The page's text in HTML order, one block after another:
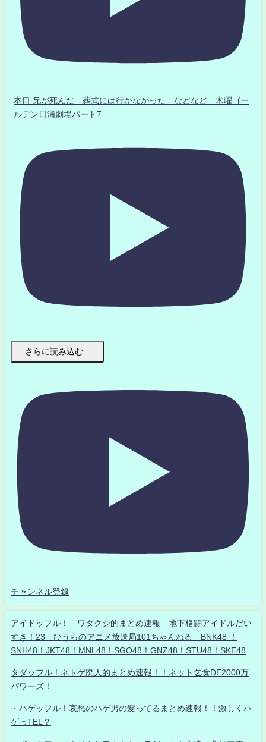
本日 兄が死んだ 葬式には行かなかった などなど 木曜ゴー
ルデン日浦劇場パート7
さらに読み込む...
チャンネル登録
アイドッフル！ ワタクシ的まとめ速報 地下格闘アイドルだい
すき！23 ひうらのアニメ放送局101ちゃんねる BNK48 ！
SNH48！JKT48！MNL48！SGO48！GNZ48！STU48！SKE48
タダッフル！ネトゲ廃人的まとめ速報！！ネット乞食DE2000万
パワーズ！
・ハゲッフル！哀愁のハゲ男の髪ってるまとめ速報！！激しくハ
ゲっTEL？